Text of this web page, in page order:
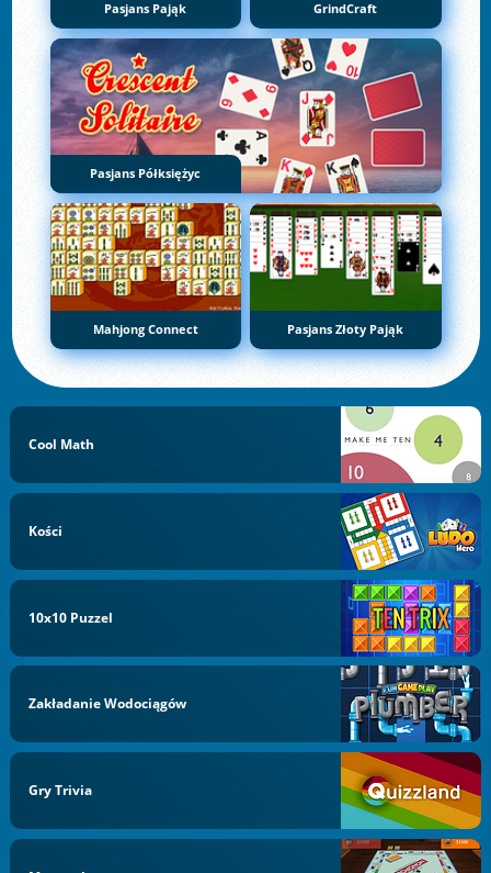
Pasjans Pająk GrindCraft
Pasjans Półksiężyc
Mahjong Connect Pasjans Złoty Pająk
Cool Math
Kości
10x10 Puzzel
Zakładanie Wodociągów
Gry Trivia